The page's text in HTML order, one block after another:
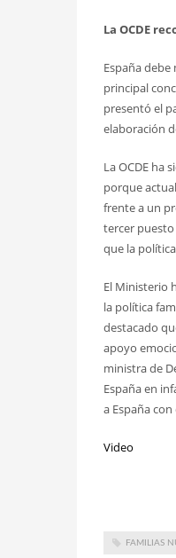
La OCDE
España
principal
presentó el
elaboración
La OCDE ha
porque
frente a un
tercer puesto
que la
El Ministerio
la política
destacado
apoyo
ministra de
España en
a España
Video
FAMILIAS